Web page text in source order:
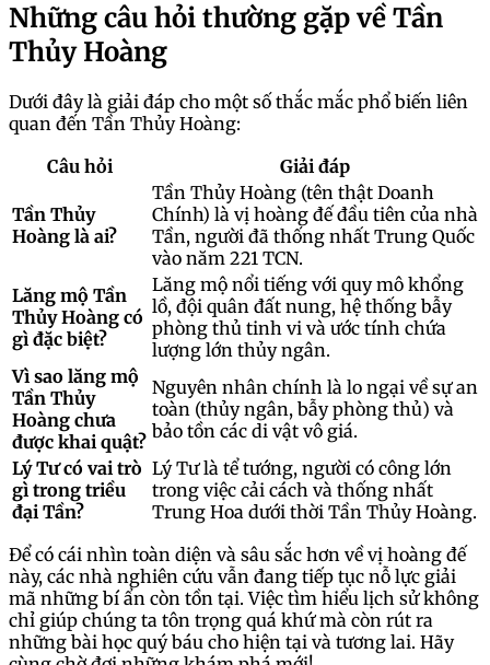
Những câu hỏi thường gặp về Tần
Thủy Hoàng
Dưới đây là giải đáp cho một số thắc mắc phổ biến liên
quan đến Tần Thủy Hoàng:
Câu hỏi
Giải đáp
Tần Thủy
Hoàng là ai?
Tần Thủy Hoàng (tên thật Doanh
Chính) là vị hoàng đế đầu tiên của nhà
Tần, người đã thống nhất Trung Quốc
vào năm 221 TCN.
Lăng mộ Tần
Thủy Hoàng có
gì đặc biệt?
Lăng mộ nổi tiếng với quy mô khổng
lồ, đội quân đất nung, hệ thống bẫy
phòng thủ tinh vi và ước tính chứa
lượng lớn thủy ngân.
Vì sao lăng mộ
Tần Thủy
Hoàng chưa
được khai quật?
Nguyên nhân chính là lo ngại về sự an
toàn (thủy ngân, bẫy phòng thủ) và
bảo tồn các di vật vô giá.
Lý Tư có vai trò
gì trong triều
đại Tần?
Lý Tư là tể tướng, người có công lớn
trong việc cải cách và thống nhất
Trung Hoa dưới thời Tần Thủy Hoàng.
Để có cái nhìn toàn diện và sâu sắc hơn về vị hoàng đế
này, các nhà nghiên cứu vẫn đang tiếp tục nỗ lực giải
mã những bí ẩn còn tồn tại. Việc tìm hiểu lịch sử không
chỉ giúp chúng ta tôn trọng quá khứ mà còn rút ra
những bài học quý báu cho hiện tại và tương lai. Hãy